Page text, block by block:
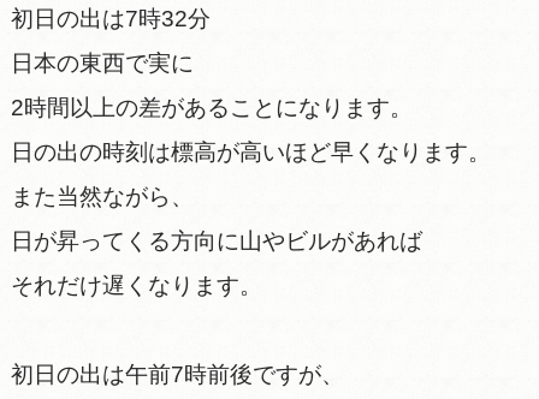
初日の出は7時32分
日本の東西で実に
2時間以上の差があることになります。
日の出の時刻は標高が高いほど早くなります。
また当然ながら、
日が昇ってくる方向に山やビルがあれば
それだけ遅くなります。
初日の出は午前7時前後ですが、